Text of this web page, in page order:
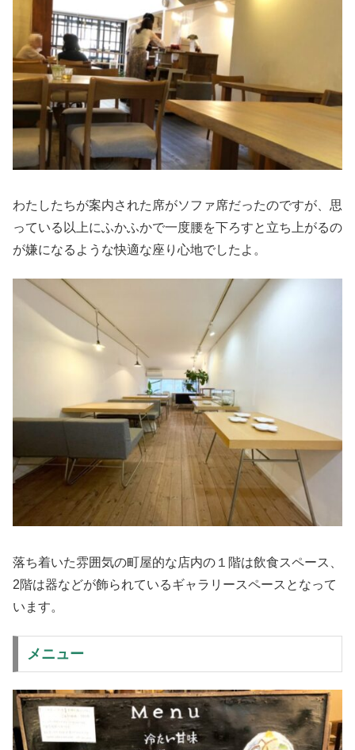
わたしたちが案内された席がソファ席だったのですが、思
っている以上にふかふかで一度腰を下ろすと立ち上がるの
が嫌になるような快適な座り心地でしたよ。
落ち着いた雰囲気の町屋的な店内の１階は飲食スペース、
2階は器などが飾られているギャラリースペースとなって
います。
メニュー